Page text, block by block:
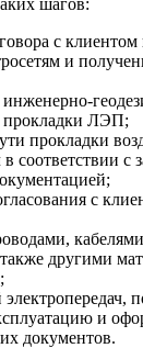
с
и
прокладки ЛЭП;
прокладки
в соответствии
с
другими
и
документов.